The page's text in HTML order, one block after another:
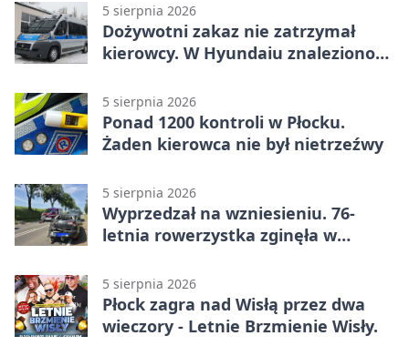
5 sierpnia 2026
Dożywotni zakaz nie zatrzymał
kierowcy. W Hyundaiu znaleziono
5 sierpnia 2026
Ponad 1200 kontroli w Płocku.
Żaden kierowca nie był nietrzeźwy
5 sierpnia 2026
Wyprzedzał na wzniesieniu. 76-
letnia rowerzystka zginęła w
5 sierpnia 2026
Płock zagra nad Wisłą przez dwa
wieczory - Letnie Brzmienie Wisły.